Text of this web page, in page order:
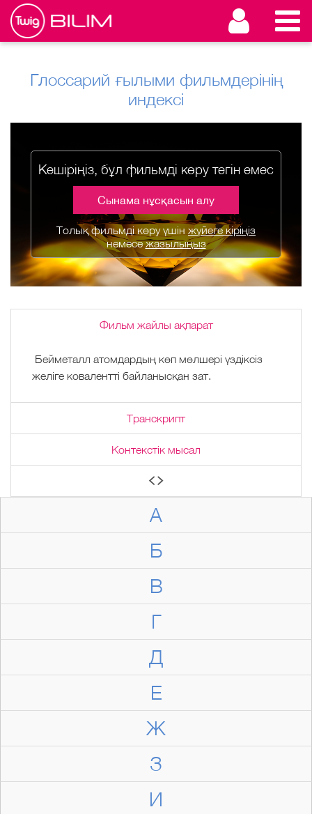
Глоссарий ғылыми фильмдерінің
индексі
А
Б
В
Г
Д
Е
Ж
З
И
Кешіріңіз, бұл фильмді көру тегін емес
Сынама нұсқасын алу
Толық фильмді көру үшін жүйеге кіріңіз
немесежазылыңыз
Фильм жайлы ақпарат
Бейметалл атомдардың көп мөлшері үздіксіз
желіге ковалентті байланысқан зат.
Транскрипт
Контекстік мысал